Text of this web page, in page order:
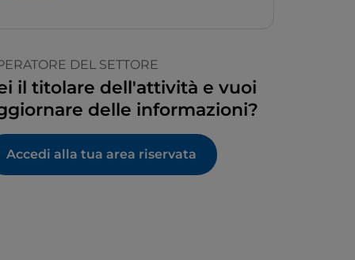
DEL SETTORE
il titolare dell'attività e vuoi
delle informazioni?
Accedi alla tua area riservata